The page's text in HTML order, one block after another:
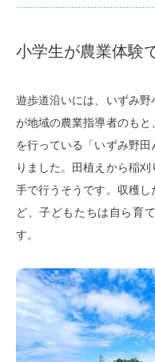
小学生が農業体験
遊歩道沿いには、いずみ
が地域の農業指導者のも
を行っている「いずみ野
りました。田植えから稲
手で行うそうです。収穫
ど、子どもたちは自ら育
す。